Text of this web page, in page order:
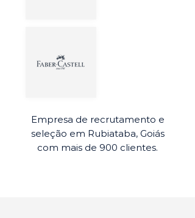
Empresa de recrutamento e
seleção em Rubiataba, Goiás
com mais de 900 clientes.